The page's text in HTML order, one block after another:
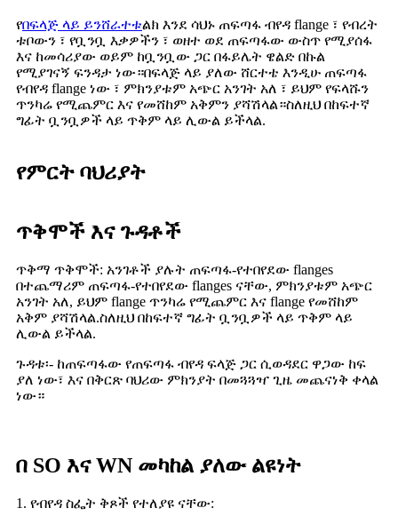
የበፍላጅ ላይ ይንሸራተቱልክ እንደ ሳህኑ ጠፍጣፋ ብየዳ flange ፣ የብረት
ቱቦውን ፣ የቧንቧ እቃዎችን ፣ ወዘተ ወደ ጠፍጣፋው ውስጥ የሚያሰፋ
እና ከመሳሪያው ወይም ከቧንቧው ጋር በፋይሌት ዌልድ በኩል
የሚያገናኝ ፍንዳታ ነው።በፍላጅ ላይ ያለው ሸርተቴ እንዲሁ ጠፍጣፋ
የብየዳ flange ነው ፣ ምክንያቱም አጭር አንገት አለ ፣ ይህም የፍላሹን
ጥንካሬ የሚጨምር እና የመሸከም አቅምን ያሻሽላል።ስለዚህ በከፍተኛ
ግፊት ቧንቧዎች ላይ ጥቅም ላይ ሊውል ይችላል.
የምርት ባህሪያት
ጥቅሞች እና ጉዳቶች
ጥቅማ ጥቅሞች: አንገቶች ያሉት ጠፍጣፋ-የተበየደው flanges
በተጨማሪም ጠፍጣፋ-የተበየደው flanges ናቸው, ምክንያቱም አጭር
አንገት አለ, ይህም flange ጥንካሬ የሚጨምር እና flange የመሸከም
አቅም ያሻሽላል.ስለዚህ በከፍተኛ ግፊት ቧንቧዎች ላይ ጥቅም ላይ
ሊውል ይችላል.
ጉዳቱ፡- ከጠፍጣፋው የጠፍጣፋ ብየዳ ፍላጅ ጋር ሲወዳደር ዋጋው ከፍ
ያለ ነው፣ እና በቅርጽ ባህሪው ምክንያት በመጓጓዣ ጊዜ መጨናነቅ ቀላል
ነው።
በ SO እና WN መካከል ያለው ልዩነት
1. የብየዳ ስፌት ቅጾች የተለያዩ ናቸው: